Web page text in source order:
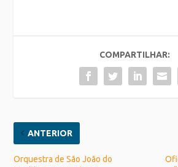
COMPARTILHAR:
ANTERIOR
Orquestra de São João do